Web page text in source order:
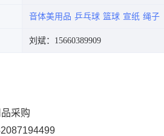
音体美用品 乒乓球 篮球 宣纸 绳子
刘斌：15660389909
采购